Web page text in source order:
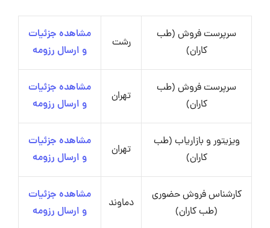
سرپرست فروش (طب
کاران)
رشت
مشاهده جزئیات
و ارسال رزومه
سرپرست فروش (طب
کاران)
تهران
مشاهده جزئیات
و ارسال رزومه
ویزیتور و بازاریاب (طب
کاران)
تهران
مشاهده جزئیات
و ارسال رزومه
کارشناس فروش حضوری
(طب کاران)
دماوند
مشاهده جزئیات
و ارسال رزومه